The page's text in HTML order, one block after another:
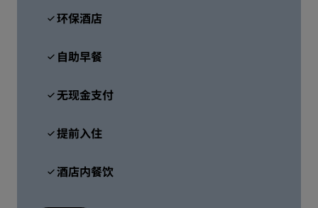
环保酒店
自助早餐
无现金支付
提前入住
酒店内餐饮